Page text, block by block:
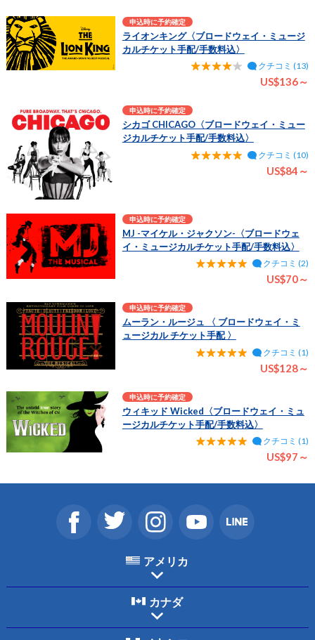
申込時に予約確定
ライオンキング〈ブロードウェイ・ミュージ
カルチケット手配/手数料込〉
クチコミ (13)
US$136～
申込時に予約確定
シカゴ CHICAGO〈ブロードウェイ・ミュー
ジカルチケット手配/手数料込〉
クチコミ (10)
US$84～
申込時に予約確定
MJ -マイケル・ジャクソン-〈ブロードウェ
イ・ミュージカルチケット手配/手数料込〉
クチコミ (2)
US$70～
申込時に予約確定
ムーラン・ルージュ 〈 ブロードウェイ・ミ
ュージカル チケット手配 〉
クチコミ (1)
US$128～
申込時に予約確定
ウィキッド Wicked〈ブロードウェイ・ミュ
ージカルチケット手配/手数料込〉
クチコミ (1)
US$97～
アメリカ
カナダ